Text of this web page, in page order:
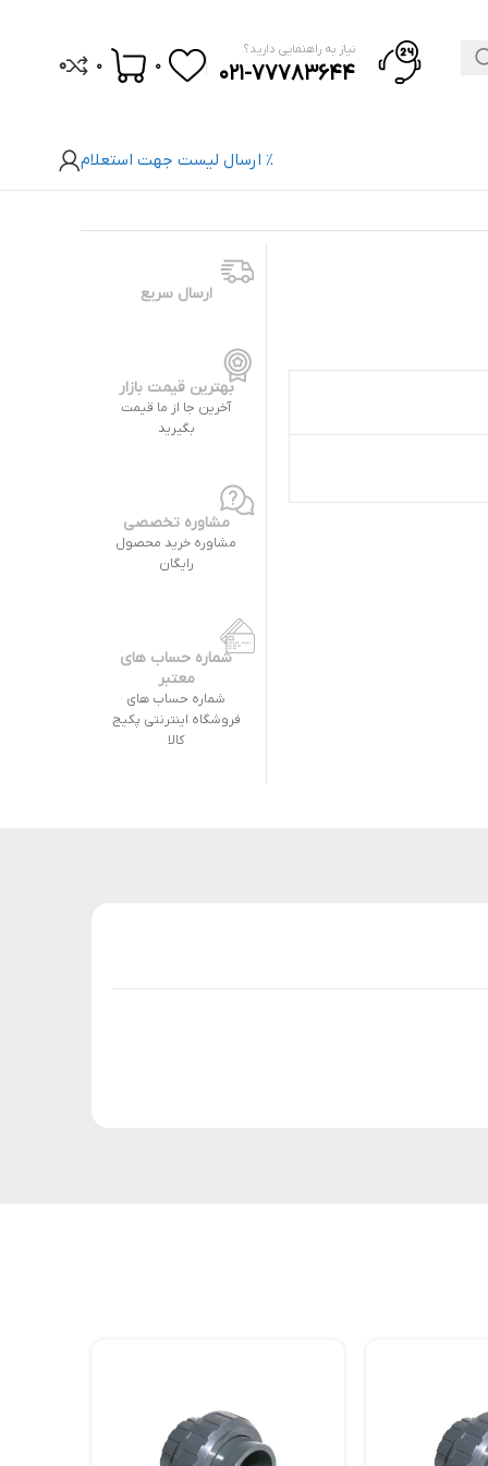
نیاز به راهنمایی دارید؟
021-77783644
0
0
0
% ارسال لیست جهت استعلام
ارسال سریع
بهترین قیمت بازار
آخرین جا از ما قیمت
بگیرید
مشاوره تخصصی
مشاوره خرید محصول
رایگان
شماره حساب های
معتبر
شماره حساب های
فروشگاه اینترنتی پکیج
کالا